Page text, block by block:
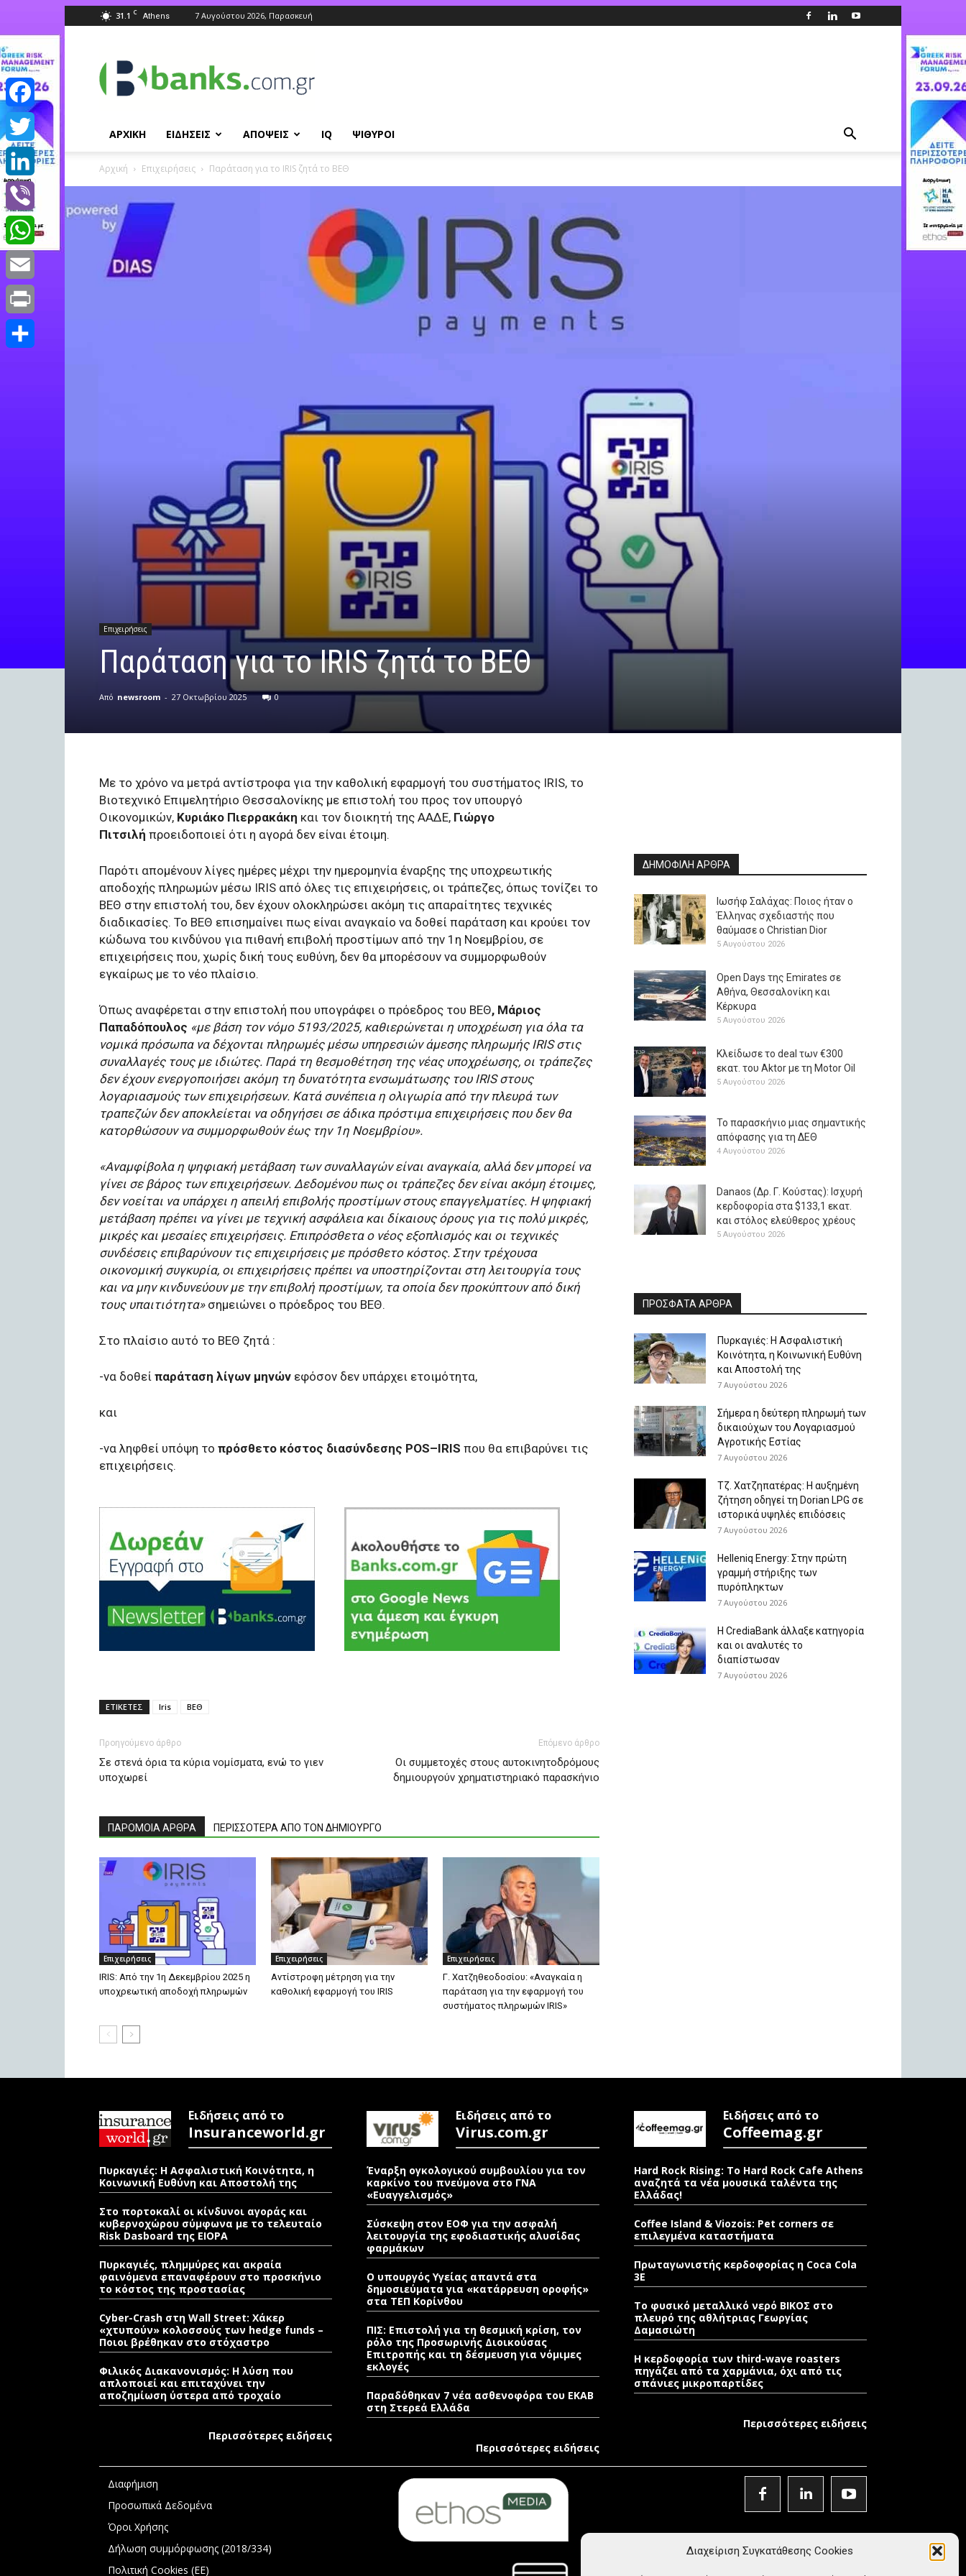
Διαχείριση Συγκατάθεσης Cookies
31.1 C Athens 7 Αυγούστου 2026, Παρασκευή
ΑΡΧΙΚΗ ΕΙΔΗΣΕΙΣ ΑΠΟΨΕΙΣ IQ ΨΙΘΥΡΟΙ
Αρχική Επιχειρήσεις Παράταση για το IRIS ζητά το ΒΕΘ
Επιχειρήσεις
Παράταση για το IRIS ζητά το ΒΕΘ
Από newsroom - 27 Οκτωβρίου 2025 0
Με το χρόνο να μετρά αντίστροφα για την καθολική εφαρμογή του συστήματος IRIS, το
Βιοτεχνικό Επιμελητήριο Θεσσαλονίκης με επιστολή του προς τον υπουργό
Οικονομικών, Κυριάκο Πιερρακάκη και τον διοικητή της ΑΑΔΕ, Γιώργο
Πιτσιλή προειδοποιεί ότι η αγορά δεν είναι έτοιμη.
Παρότι απομένουν λίγες ημέρες μέχρι την ημερομηνία έναρξης της υποχρεωτικής
αποδοχής πληρωμών μέσω IRIS από όλες τις επιχειρήσεις, οι τράπεζες, όπως τονίζει το
ΒΕΘ στην επιστολή του, δεν έχουν ολοκληρώσει ακόμη τις απαραίτητες τεχνικές
διαδικασίες. Το ΒΕΘ επισημαίνει πως είναι αναγκαίο να δοθεί παράταση και κρούει τον
κώδωνα του κινδύνου για πιθανή επιβολή προστίμων από την 1η Νοεμβρίου, σε
επιχειρήσεις που, χωρίς δική τους ευθύνη, δεν θα μπορέσουν να συμμορφωθούν
εγκαίρως με το νέο πλαίσιο.
Όπως αναφέρεται στην επιστολή που υπογράφει ο πρόεδρος του ΒΕΘ, Μάριος
Παπαδόπουλος «με βάση τον νόμο 5193/2025, καθιερώνεται η υποχρέωση για όλα τα
νομικά πρόσωπα να δέχονται πληρωμές μέσω υπηρεσιών άμεσης πληρωμής IRIS στις
συναλλαγές τους με ιδιώτες. Παρά τη θεσμοθέτηση της νέας υποχρέωσης, οι τράπεζες
δεν έχουν ενεργοποιήσει ακόμη τη δυνατότητα ενσωμάτωσης του IRIS στους
λογαριασμούς των επιχειρήσεων. Κατά συνέπεια η ολιγωρία από την πλευρά των
τραπεζών δεν αποκλείεται να οδηγήσει σε άδικα πρόστιμα επιχειρήσεις που δεν θα
κατορθώσουν να συμμορφωθούν έως την 1η Νοεμβρίου».
«Αναμφίβολα η ψηφιακή μετάβαση των συναλλαγών είναι αναγκαία, αλλά δεν μπορεί να
γίνει σε βάρος των επιχειρήσεων. Δεδομένου πως οι τράπεζες δεν είναι ακόμη έτοιμες,
δεν νοείται να υπάρχει η απειλή επιβολής προστίμων στους επαγγελματίες. Η ψηφιακή
μετάβαση πρέπει να γίνει με τεχνική ασφάλεια και δίκαιους όρους για τις πολύ μικρές,
μικρές και μεσαίες επιχειρήσεις. Επιπρόσθετα ο νέος εξοπλισμός και οι τεχνικές
συνδέσεις επιβαρύνουν τις επιχειρήσεις με πρόσθετο κόστος. Στην τρέχουσα
οικονομική συγκυρία, οι επιχειρήσεις πρέπει να υποστηρίζονται στη λειτουργία τους
και να μην κινδυνεύουν με την επιβολή προστίμων, τα οποία δεν προκύπτουν από δική
τους υπαιτιότητα»σημειώνει ο πρόεδρος του ΒΕΘ.
Στο πλαίσιο αυτό το ΒΕΘ ζητά :
-να δοθεί παράταση λίγων μηνών εφόσον δεν υπάρχει ετοιμότητα,
και
-να ληφθεί υπόψη το πρόσθετο κόστος διασύνδεσης POS–IRIS που θα επιβαρύνει τις
επιχειρήσεις.
ΕΤΙΚΕΤΕΣ Iris ΒΕΘ
Προηγούμενο άρθρο
Σε στενά όρια τα κύρια νομίσματα, ενώ το γιεν
υποχωρεί
Επόμενο άρθρο
Οι συμμετοχές στους αυτοκινητοδρόμους
δημιουργούν χρηματιστηριακό παρασκήνιο
ΠΑΡΟΜΟΙΑ ΑΡΘΡΑ ΠΕΡΙΣΣΟΤΕΡΑ ΑΠΟ ΤΟΝ ΔΗΜΙΟΥΡΓΟ
Επιχειρήσεις
IRIS: Από την 1η Δεκεμβρίου 2025 η
υποχρεωτική αποδοχή πληρωμών
Επιχειρήσεις
Αντίστροφη μέτρηση για την
καθολική εφαρμογή του IRIS
Επιχειρήσεις
Γ. Χατζηθεοδοσίου: «Αναγκαία η
παράταση για την εφαρμογή του
συστήματος πληρωμών IRIS»
ΔΗΜΟΦΙΛΗ ΑΡΘΡΑ
Ιωσήφ Σαλάχας: Ποιος ήταν ο
Έλληνας σχεδιαστής που
θαύμασε ο Christian Dior
5 Αυγούστου 2026
Open Days της Emirates σε
Αθήνα, Θεσσαλονίκη και
Κέρκυρα
5 Αυγούστου 2026
Κλείδωσε το deal των €300
εκατ. του Aktor με τη Μotor Oil
5 Αυγούστου 2026
Το παρασκήνιο μιας σημαντικής
απόφασης για τη ΔΕΘ
4 Αυγούστου 2026
Danaos (Δρ. Γ. Κούστας): Ισχυρή
κερδοφορία στα $133,1 εκατ.
και στόλος ελεύθερος χρέους
5 Αυγούστου 2026
ΠΡΟΣΦΑΤΑ ΑΡΘΡΑ
Πυρκαγιές: Η Ασφαλιστική
Κοινότητα, η Κοινωνική Ευθύνη
και Αποστολή της
7 Αυγούστου 2026
Σήμερα η δεύτερη πληρωμή των
δικαιούχων του Λογαριασμού
Αγροτικής Εστίας
7 Αυγούστου 2026
Τζ. Χατζηπατέρας: H αυξημένη
ζήτηση οδηγεί τη Dorian LPG σε
ιστορικά υψηλές επιδόσεις
7 Αυγούστου 2026
Helleniq Energy: Στην πρώτη
γραμμή στήριξης των
πυρόπληκτων
7 Αυγούστου 2026
Η CrediaBank άλλαξε κατηγορία
και οι αναλυτές το
διαπίστωσαν
7 Αυγούστου 2026
Ειδήσεις από το
Insuranceworld.gr
Πυρκαγιές: Η Ασφαλιστική Κοινότητα, η
Κοινωνική Ευθύνη και Αποστολή της
Στο πορτοκαλί οι κίνδυνοι αγοράς και
κυβερνοχώρου σύμφωνα με το τελευταίο
Risk Dasboard της EIOPA
Πυρκαγιές, πλημμύρες και ακραία
φαινόμενα επαναφέρουν στο προσκήνιο
το κόστος της προστασίας
Cyber-Crash στη Wall Street: Χάκερ
«χτυπούν» κολοσσούς των hedge funds –
Ποιοι βρέθηκαν στο στόχαστρο
Φιλικός Διακανονισμός: Η λύση που
απλοποιεί και επιταχύνει την
αποζημίωση ύστερα από τροχαίο
Περισσότερες ειδήσεις
Ειδήσεις από το
Virus.com.gr
Έναρξη ογκολογικού συμβουλίου για τον
καρκίνο του πνεύμονα στο ΓΝΑ
«Ευαγγελισμός»
Σύσκεψη στον ΕΟΦ για την ασφαλή
λειτουργία της εφοδιαστικής αλυσίδας
φαρμάκων
Ο υπουργός Υγείας απαντά στα
δημοσιεύματα για «κατάρρευση οροφής»
στα ΤΕΠ Κορίνθου
ΠΙΣ: Επιστολή για τη θεσμική κρίση, τον
ρόλο της Προσωρινής Διοικούσας
Επιτροπής και τη δέσμευση για νόμιμες
εκλογές
Παραδόθηκαν 7 νέα ασθενοφόρα του ΕΚΑΒ
στη Στερεά Ελλάδα
Περισσότερες ειδήσεις
Ειδήσεις από το
Coffeemag.gr
Hard Rock Rising: Το Hard Rock Cafe Athens
αναζητά τα νέα μουσικά ταλέντα της
Ελλάδας!
Coffee Island & Viozois: Pet corners σε
επιλεγμένα καταστήματα
Πρωταγωνιστής κερδοφορίας η Coca Cola
3E
Το φυσικό μεταλλικό νερό ΒΙΚΟΣ στο
πλευρό της αθλήτριας Γεωργίας
Δαμασιώτη
Η κερδοφορία των third-wave roasters
πηγάζει από τα χαρμάνια, όχι από τις
σπάνιες μικροπαρτίδες
Περισσότερες ειδήσεις
Διαφήμιση
Προσωπικά Δεδομένα
Όροι Χρήσης
Δήλωση συμμόρφωσης (2018/334)
Πολιτική Cookies (ΕΕ)
Facebook
Twitter
LinkedIn
Viber
WhatsApp
Email
Print